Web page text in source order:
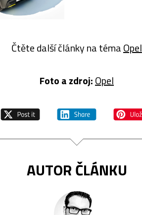
Čtěte další články na témaOpel
Foto a zdroj:Opel
AUTOR ČLÁNKU